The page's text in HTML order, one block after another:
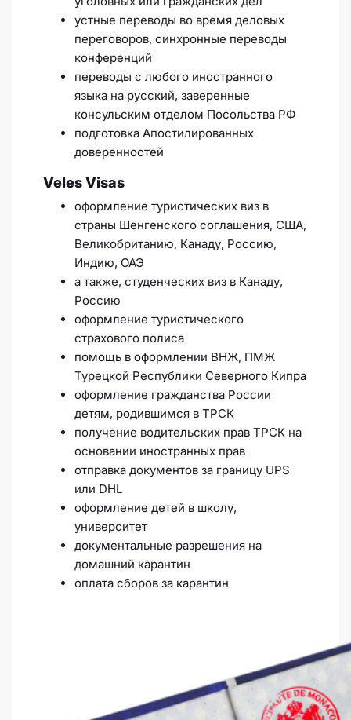
устные переводы во время деловых
переговоров, синхронные переводы
конференций
переводы с любого иностранного
языка на русский, заверенные
консульским отделом Посольства РФ
подготовка Апостилированных
доверенностей
Veles Visas
оформление туристических виз в
страны Шенгенского соглашения, США,
Великобританию, Канаду, Россию,
Индию, ОАЭ
а также, студенческих виз в Канаду,
Россию
оформление туристического
страхового полиса
помощь в оформлении ВНЖ, ПМЖ
Турецкой Республики Северного Кипра
оформление гражданства России
детям, родившимся в ТРСК
получение водительских прав ТРСК на
основании иностранных прав
отправка документов за границу UPS
или DHL
оформление детей в школу,
университет
документальные разрешения на
домашний карантин
оплата сборов за карантин